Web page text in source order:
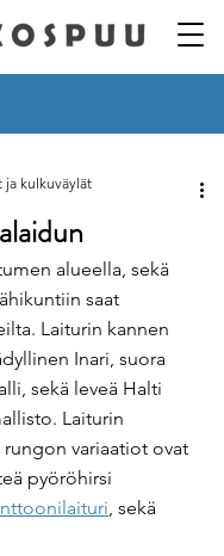
ja kulkuväylät
alueella, sekä
saat
Laiturin kannen
Inari, suora
sekä leveä Halti
Laiturin
rungon variaatiot ovat
pyöröhirsi
, sekä